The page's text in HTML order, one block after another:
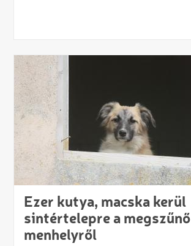
Ezer kutya, macska kerül
sintértelepre a megszűnő
menhelyről